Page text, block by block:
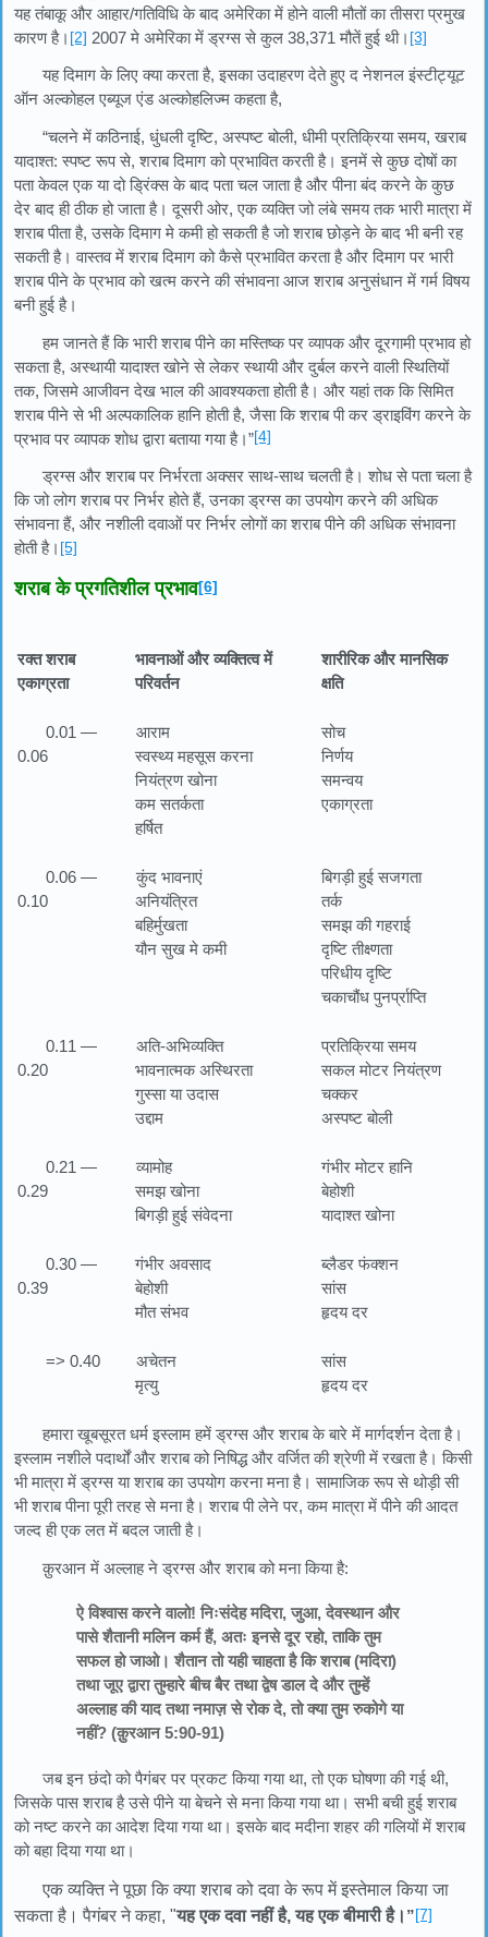
यह तंबाकू और आहार/गतिविधि के बाद अमेरिका में होने वाली मौतों का तीसरा प्रमुख
कारण है। [2] 2007 मे अमेरिका में ड्रग्स से कुल 38,371 मौतें हुई थी। [3]
यह दिमाग के लिए क्या करता है, इसका उदाहरण देते हुए द नेशनल इंस्टीट्यूट
ऑन अल्कोहल एब्यूज एंड अल्कोहलिज्म कहता है,
“चलने में कठिनाई, धुंधली दृष्टि, अस्पष्ट बोली, धीमी प्रतिक्रिया समय, खराब
यादाश्त: स्पष्ट रूप से, शराब दिमाग को प्रभावित करती है। इनमें से कुछ दोषों का
पता केवल एक या दो ड्रिंक्स के बाद पता चल जाता है और पीना बंद करने के कुछ
देर बाद ही ठीक हो जाता है। दूसरी ओर, एक व्यक्ति जो लंबे समय तक भारी मात्रा में
शराब पीता है, उसके दिमाग मे कमी हो सकती है जो शराब छोड़ने के बाद भी बनी रह
सकती है। वास्तव में शराब दिमाग को कैसे प्रभावित करता है और दिमाग पर भारी
शराब पीने के प्रभाव को खत्म करने की संभावना आज शराब अनुसंधान में गर्म विषय
बनी हुई है।
हम जानते हैं कि भारी शराब पीने का मस्तिष्क पर व्यापक और दूरगामी प्रभाव हो
सकता है, अस्थायी यादाश्त खोने से लेकर स्थायी और दुर्बल करने वाली स्थितियों
तक, जिसमे आजीवन देख भाल की आवश्यकता होती है। और यहां तक कि सिमित
शराब पीने से भी अल्पकालिक हानि होती है, जैसा कि शराब पी कर ड्राइविंग करने के
प्रभाव पर व्यापक शोध द्वारा बताया गया है।”[4]
ड्रग्स और शराब पर निर्भरता अक्सर साथ-साथ चलती है। शोध से पता चला है
कि जो लोग शराब पर निर्भर होते हैं, उनका ड्रग्स का उपयोग करने की अधिक
संभावना हैं, और नशीली दवाओं पर निर्भर लोगों का शराब पीने की अधिक संभावना
होती है। [5]
शराब के प्रगतिशील प्रभाव[6]
रक्त शराब
एकाग्रता
भावनाओं और व्यक्तित्व में
परिवर्तन
शारीरिक और मानसिक
क्षति
0.01 —
0.06
आराम
स्वस्थ्य महसूस करना
नियंत्रण खोना
कम सतर्कता
हर्षित
सोच
निर्णय
समन्वय
एकाग्रता
0.06 —
0.10
कुंद भावनाएं
अनियंत्रित
बहिर्मुखता
यौन सुख मे कमी
बिगड़ी हुई सजगता
तर्क
समझ की गहराई
दृष्टि तीक्ष्णता
परिधीय दृष्टि
चकाचौंध पुनर्प्राप्ति
0.11 —
0.20
अति-अभिव्यक्ति
भावनात्मक अस्थिरता
गुस्सा या उदास
उद्दाम
प्रतिक्रिया समय
सकल मोटर नियंत्रण
चक्कर
अस्पष्ट बोली
0.21 —
0.29
व्यामोह
समझ खोना
बिगड़ी हुई संवेदना
गंभीर मोटर हानि
बेहोशी
यादाश्त खोना
0.30 —
0.39
गंभीर अवसाद
बेहोशी
मौत संभव
ब्लैडर फंक्शन
सांस
हृदय दर
=> 0.40
अचेतन
मृत्यु
सांस
हृदय दर
हमारा खूबसूरत धर्म इस्लाम हमें ड्रग्स और शराब के बारे में मार्गदर्शन देता है।
इस्लाम नशीले पदार्थों और शराब को निषिद्ध और वर्जित की श्रेणी में रखता है। किसी
भी मात्रा में ड्रग्स या शराब का उपयोग करना मना है। सामाजिक रूप से थोड़ी सी
भी शराब पीना पूरी तरह से मना है। शराब पी लेने पर, कम मात्रा में पीने की आदत
जल्द ही एक लत में बदल जाती है।
क़ुरआन में अल्लाह ने ड्रग्स और शराब को मना किया है:
ऐ विश्वास करने वालो! निःसंदेह मदिरा, जुआ, देवस्थान और
पासे शैतानी मलिन कर्म हैं, अतः इनसे दूर रहो, ताकि तुम
सफल हो जाओ। शैतान तो यही चाहता है कि शराब (मदिरा)
तथा जूए द्वारा तुम्हारे बीच बैर तथा द्वेष डाल दे और तुम्हें
अल्लाह की याद तथा नमाज़ से रोक दे, तो क्या तुम रुकोगे या
नहीं? (क़ुरआन 5:90-91)
जब इन छंदो को पैगंबर पर प्रकट किया गया था, तो एक घोषणा की गई थी,
जिसके पास शराब है उसे पीने या बेचने से मना किया गया था। सभी बची हुई शराब
को नष्ट करने का आदेश दिया गया था। इसके बाद मदीना शहर की गलियों में शराब
को बहा दिया गया था।
एक व्यक्ति ने पूछा कि क्या शराब को दवा के रूप में इस्तेमाल किया जा
सकता है। पैगंबर ने कहा, "यह एक दवा नहीं है, यह एक बीमारी है। ”[7]